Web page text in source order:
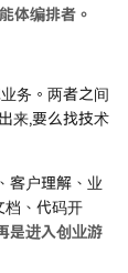
体编排者。
务。两者之间
来,要么找技术
客户理解、业
档、代码开
是进入创业游